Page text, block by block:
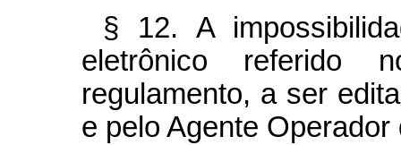
§ 12. A
eletrônico referido
regulamento, a ser
e pelo Agente Operador